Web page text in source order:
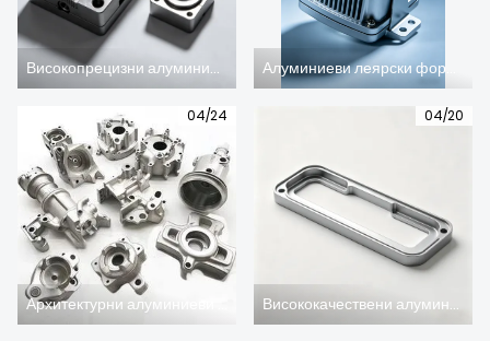
Високопрецизни алуминиеви отливки за аерокосмическа индустрия: Надеждни компоненти за авиационно оборудване
04/24 04/20
Висококачествени алуминиеви аксесоари за мебели, леени под налягане, и изящна изработка